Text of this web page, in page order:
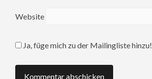
Website
Ja, füge mich zu der Mailingliste hinzu!